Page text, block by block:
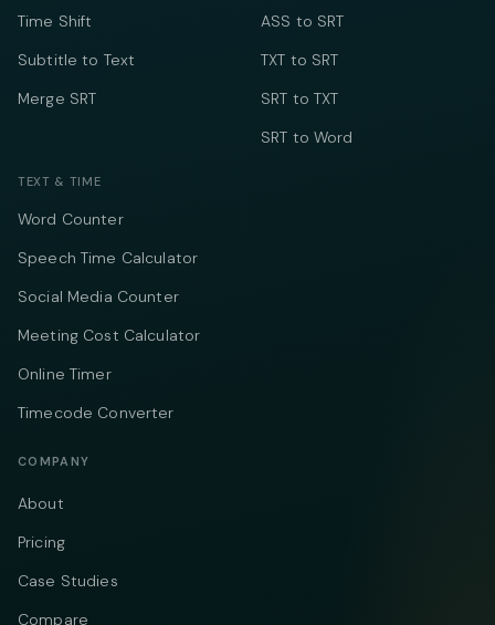
Time Shift
Subtitle to Text
Merge SRT
ASS to SRT
TXT to SRT
SRT to TXT
SRT to Word
TEXT & TIME
Word Counter
Speech Time Calculator
Social Media Counter
Meeting Cost Calculator
Online Timer
Timecode Converter
COMPANY
About
Pricing
Case Studies
Compare